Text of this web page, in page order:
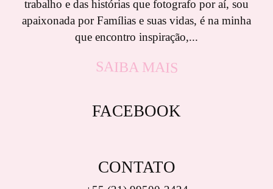
trabalho e das histórias que fotografo por aí, sou
apaixonada por Famílias e suas vidas, é na minha
que encontro inspiração,...
SAIBA MAIS
FACEBOOK
CONTATO